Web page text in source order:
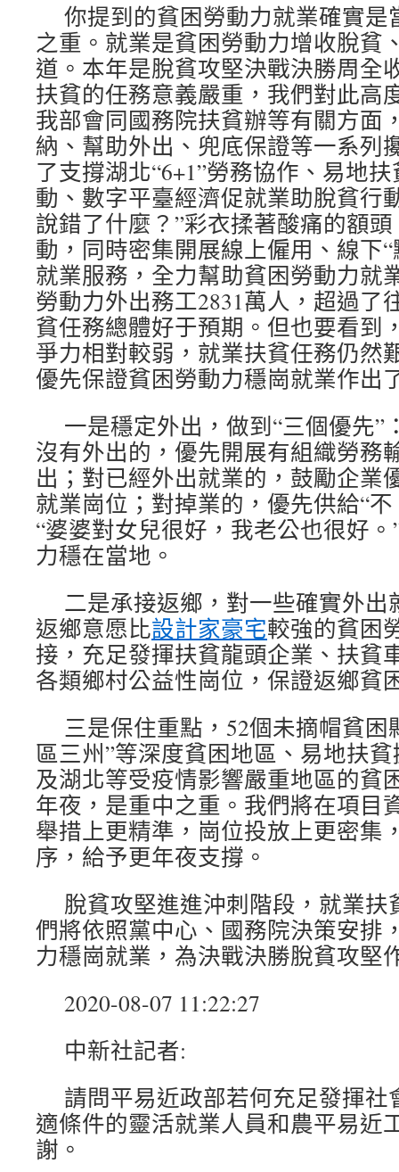
你提到的貧困勞動力就業確實是
之重。就業是貧困勞動力增收脫貧
道。本年是脫貧攻堅決戰決勝周全
扶貧的任務意義嚴重，我們對此高
我部會同國務院扶貧辦等有關方面
納、幫助外出、兜底保證等一系列
了支撐湖北“6+1”勞務協作、易地
動、數字平臺經濟促就業助脫貧行
說錯了什麼？”彩衣揉著酸痛的額
動，同時密集開展線上僱用、線下
就業服務，全力幫助貧困勞動力就
勞動力外出務工2831萬人，超過了
貧任務總體好于預期。但也要看到
爭力相對較弱，就業扶貧任務仍然
優先保證貧困勞動力穩崗就業作出
一是穩定外出，做到“三個優先”
沒有外出的，優先開展有組織勞務
出；對已經外出就業的，鼓勵企業
就業崗位；對掉業的，優先供給“
“婆婆對女兒很好，我老公也很好
力穩在當地。
二是承接返鄉，對一些確實外
返鄉意愿比設計家豪宅較強的貧困
接，充足發揮扶貧龍頭企業、扶貧
各類鄉村公益性崗位，保證返鄉貧
三是保住重點，52個未摘帽貧困
區三州”等深度貧困地區、易地扶
及湖北等受疫情影響嚴重地區的貧
年夜，是重中之重。我們將在項目
舉措上更精準，崗位投放上更密集
序，給予更年夜支撐。
脫貧攻堅進進沖刺階段，就業
們將依照黨中心、國務院決策安排
力穩崗就業，為決戰決勝脫貧攻堅
2020-08-07 11:22:27
中新社記者:
請問平易近政部若何充足發揮
適條件的靈活就業人員和農平易近
謝。